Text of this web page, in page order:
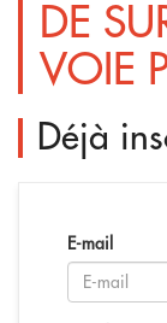
DE
VOIE
Déjà
E-mail